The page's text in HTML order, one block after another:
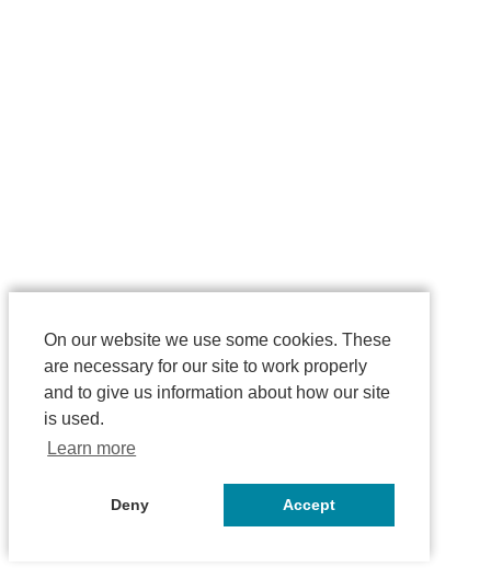
On our website we use some cookies. These
are necessary for our site to work properly
and to give us information about how our site
is used.
Learn more
Deny Accept